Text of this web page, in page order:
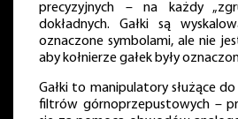
precyzyjnych – na każdy
dokładnych. Gałki są
oznaczone symbolami, ale nie
aby kołnierze gałek były
Gałki to manipulatory służące
filtrów górnoprzepustowych –